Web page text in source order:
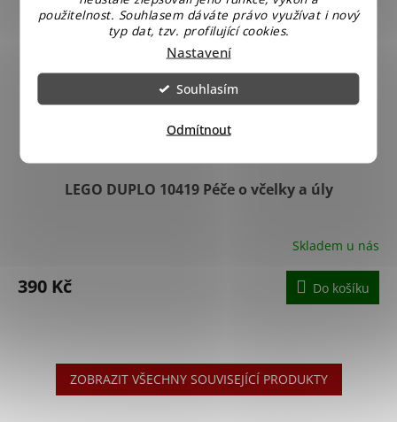
použitelnost. Souhlasem dáváte právo využívat i nový
typ dat, tzv. profilující cookies.
Nastavení
Odmítnout
Souhlasím
LEGO DUPLO 10419 Péče o včelky a úly
Skladem u nás
390 Kč Do košíku
ZOBRAZIT VŠECHNY SOUVISEJÍCÍ PRODUKTY